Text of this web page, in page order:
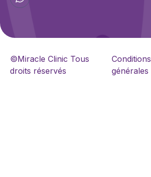
©Miracle Clinic Tous
droits réservés
Conditions
générales